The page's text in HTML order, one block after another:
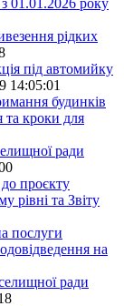
рідких
під автомийку
14:05:01
будинків
та кроки для
ради
проєкту
рівні та Звіту
послуги
на
ради